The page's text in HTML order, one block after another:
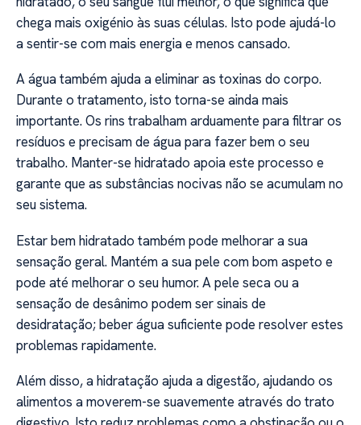
chega mais oxigénio às suas células. Isto pode ajudá-lo
a sentir-se com mais energia e menos cansado.
A água também ajuda a eliminar as toxinas do corpo.
Durante o tratamento, isto torna-se ainda mais
importante. Os rins trabalham arduamente para filtrar os
resíduos e precisam de água para fazer bem o seu
trabalho. Manter-se hidratado apoia este processo e
garante que as substâncias nocivas não se acumulam no
seu sistema.
Estar bem hidratado também pode melhorar a sua
sensação geral. Mantém a sua pele com bom aspeto e
pode até melhorar o seu humor. A pele seca ou a
sensação de desânimo podem ser sinais de
desidratação; beber água suficiente pode resolver estes
problemas rapidamente.
Além disso, a hidratação ajuda a digestão, ajudando os
alimentos a moverem-se suavemente através do trato